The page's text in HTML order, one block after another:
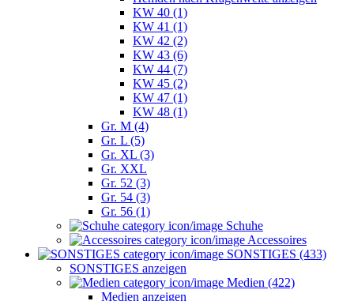
KW 40 (1)
KW 41 (1)
KW 42 (2)
KW 43 (6)
KW 44 (7)
KW 45 (2)
KW 47 (1)
KW 48 (1)
Gr. M (4)
Gr. L (5)
Gr. XL (3)
Gr. XXL
Gr. 52 (3)
Gr. 54 (3)
Gr. 56 (1)
Schuhe
Accessoires
SONSTIGES (433)
SONSTIGES anzeigen
Medien (422)
Medien anzeigen